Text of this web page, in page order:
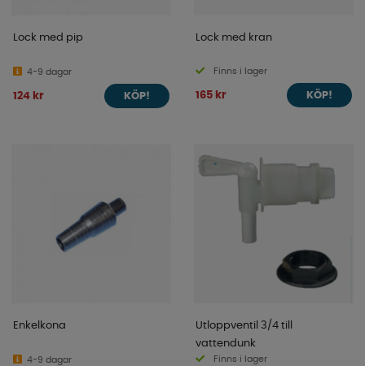
Lock med pip
4-9 dagar
124 kr KÖP!
Lock med kran
Finns i lager
165 kr KÖP!
Enkelkona
4-9 dagar
Utloppventil 3/4 till
vattendunk
Finns i lager